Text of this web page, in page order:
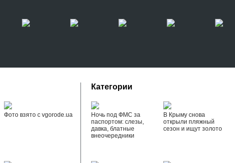
Фото взято с vgorode.ua
Категории
Ночь под ФМС за
паспортом: слезы,
давка, блатные
внеочередники
В Крыму снова
открыли пляжный
сезон и ищут золото